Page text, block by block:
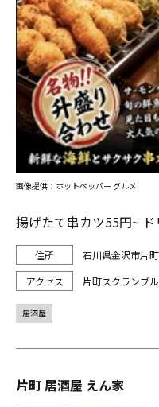
揚げたて串カツ55円~
石川県金沢市片
片町スクランブ
画像提供：ホットペッパー グルメ
居酒屋
片町 居酒屋 えん家